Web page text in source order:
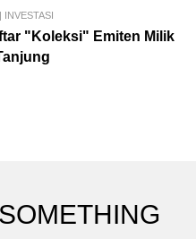
| INVESTASI
"Koleksi" Emiten Milik